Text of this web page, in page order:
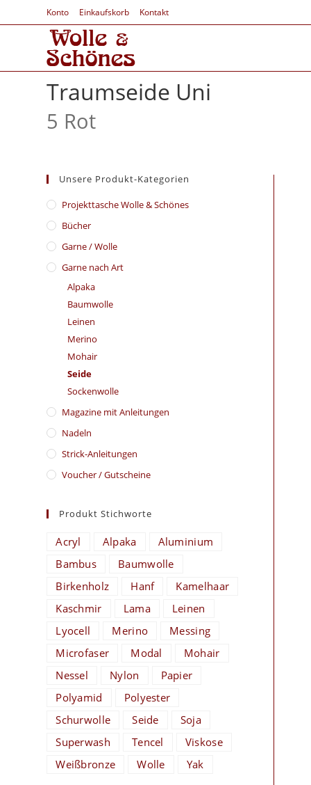
Konto Einkaufskorb Kontakt
Traumseide Uni
5 Rot
Unsere Produkt-Kategorien
​Projekttasche Wolle & Schönes
Bücher
Garne / Wolle
Garne nach Art
Alpaka
Baumwolle
Leinen
Merino
Mohair
Seide
Sockenwolle
Magazine mit Anleitungen
Nadeln
Strick-Anleitungen
Voucher / Gutscheine
Produkt Stichworte
Acryl Alpaka
Aluminium
Bambus
Baumwolle
Birkenholz
Hanf
Kamelhaar
Kaschmir
Lama
Leinen
Lyocell
Merino
Messing
Microfaser
Modal
Mohair
Nessel
Nylon
Papier
Polyamid
Polyester
Schurwolle
Seide
Soja
Superwash
Tencel
Viskose
Weißbronze
Wolle Yak